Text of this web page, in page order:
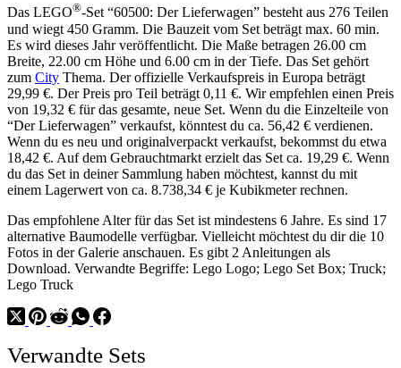
Das LEGO®-Set “60500: Der Lieferwagen” besteht aus 276 Teilen
und wiegt 450 Gramm. Die Bauzeit vom Set beträgt max. 60 min.
Es wird dieses Jahr veröffentlicht. Die Maße betragen 26.00 cm
Breite, 22.00 cm Höhe und 6.00 cm in der Tiefe. Das Set gehört
zum City Thema. Der offizielle Verkaufspreis in Europa beträgt
29,99 €. Der Preis pro Teil beträgt 0,11 €. Wir empfehlen einen Preis
von 19,32 € für das gesamte, neue Set. Wenn du die Einzelteile von
“Der Lieferwagen” verkaufst, könntest du ca. 56,42 € verdienen.
Wenn du es neu und originalverpackt verkaufst, bekommst du etwa
18,42 €. Auf dem Gebrauchtmarkt erzielt das Set ca. 19,29 €. Wenn
du das Set in deiner Sammlung haben möchtest, kannst du mit
einem Lagerwert von ca. 8.738,34 € je Kubikmeter rechnen.
Das empfohlene Alter für das Set ist mindestens 6 Jahre. Es sind 17
alternative Baumodelle verfügbar. Vielleicht möchtest du dir die 10
Fotos in der Galerie anschauen. Es gibt 2 Anleitungen als
Download. Verwandte Begriffe: Lego Logo; Lego Set Box; Truck;
Lego Truck
Verwandte Sets